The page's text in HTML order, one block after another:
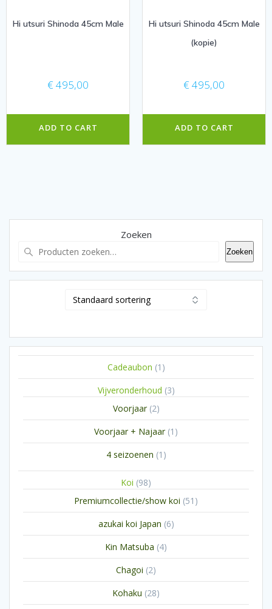
Hi utsuri Shinoda 45cm Male
€ 495,00
ADD TO CART
Hi utsuri Shinoda 45cm Male
(kopie)
€ 495,00
ADD TO CART
Zoeken
Zoeken
Cadeaubon 1 1
product
Vijveronderhoud 33
Voorjaar 22
producten
Voorjaar + Najaar 1 1
product
4 seizoenen 1 1
Koi 9898
producten
Premiumcollectie/show koi 51 51
producten
azukai koi Japan 66
producten
Kin Matsuba 44
producten
Chagoi 22
producten
Kohaku 2828
producten